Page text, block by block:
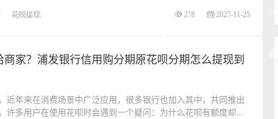
花呗提现 238 2025-11-25
家？浦发银行信用购分期原花呗分期怎么提现到
近年来在消费场景中广泛应用，很多银行也加入其中，共同推出
许多用户在使用花呗时会遇到一个疑问：为什么花呗有额度却不